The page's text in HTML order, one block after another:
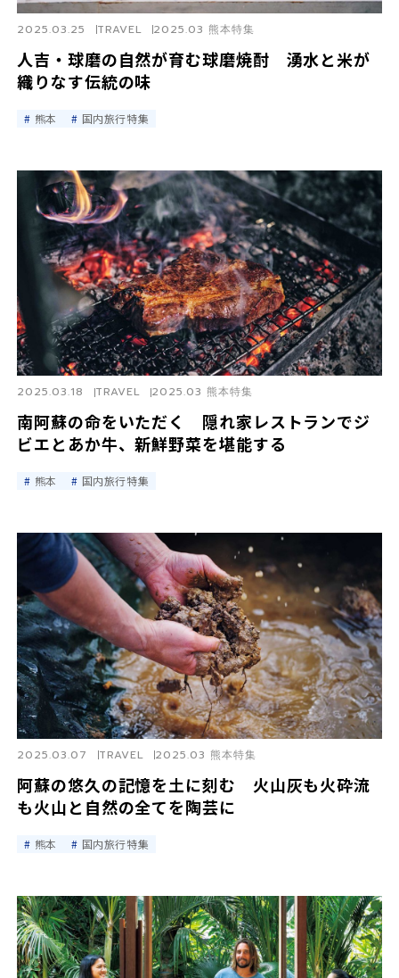
人吉・球磨の自然が育む球磨焼酎 湧水と米が
織りなす伝統の味
2025.03.25 TRAVEL 2025.03 熊本特集
熊本 国内旅行特集
南阿蘇の命をいただく 隠れ家レストランでジ
ビエとあか牛、新鮮野菜を堪能する
2025.03.18 TRAVEL 2025.03 熊本特集
熊本 国内旅行特集
阿蘇の悠久の記憶を土に刻む 火山灰も火砕流
も火山と自然の全てを陶芸に
2025.03.07 TRAVEL 2025.03 熊本特集
熊本 国内旅行特集